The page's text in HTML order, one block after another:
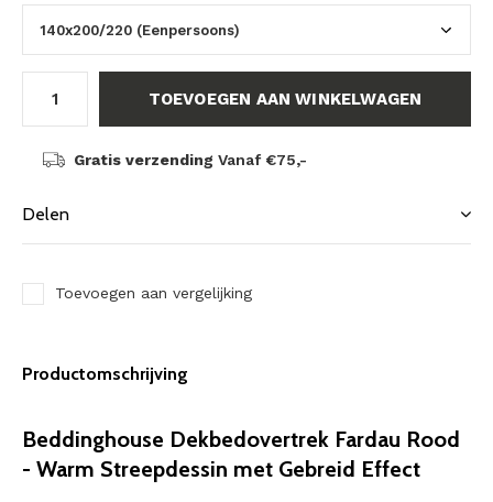
TOEVOEGEN AAN WINKELWAGEN
Gratis verzending Vanaf €75,-
Delen
Toevoegen aan vergelijking
Productomschrijving
Beddinghouse Dekbedovertrek Fardau Rood
- Warm Streepdessin met Gebreid Effect